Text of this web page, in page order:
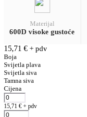
Materijal
600D visoke gustoće
15,71 € + pdv
Boja
Svijetla plava
Svijetla siva
Tamna siva
Cijena
15,71 € + pdv